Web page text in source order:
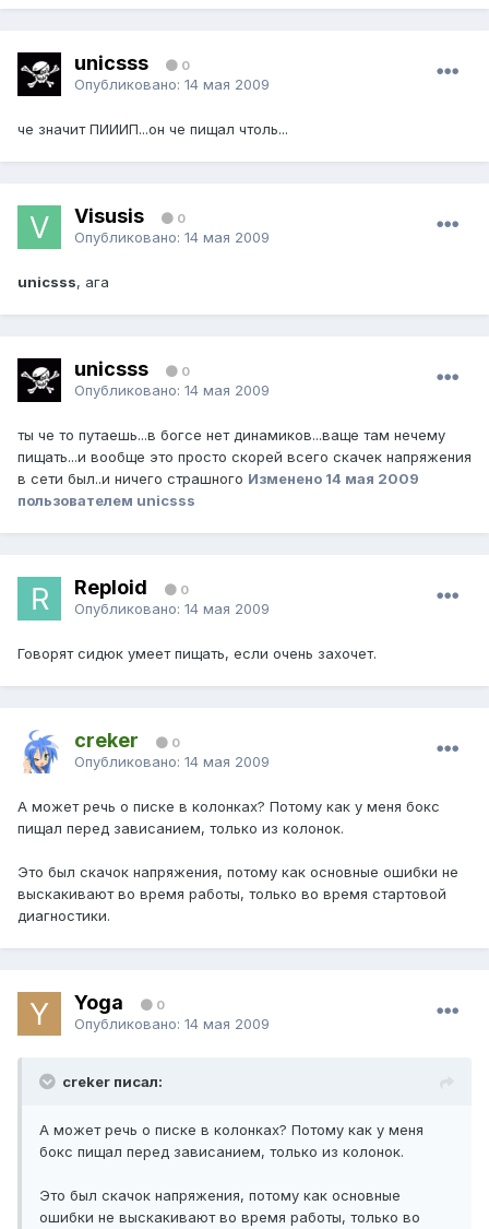
unicsss 0
Опубликовано: 14 мая 2009
че значит ПИИИП...он че пищал чтоль...
Visusis 0
Опубликовано: 14 мая 2009
unicsss, ага
unicsss 0
Опубликовано: 14 мая 2009
ты че то путаешь...в богсе нет динамиков...ваще там нечему
пищать...и вообще это просто скорей всего скачек напряжения
в сети был..и ничего страшного Изменено 14 мая 2009
пользователем unicsss
Reploid 0
Опубликовано: 14 мая 2009
Говорят сидюк умеет пищать, если очень захочет.
creker 0
Опубликовано: 14 мая 2009
А может речь о писке в колонках? Потому как у меня бокс
пищал перед зависанием, только из колонок.
Это был скачок напряжения, потому как основные ошибки не
выскакивают во время работы, только во время стартовой
диагностики.
Yoga 0
Опубликовано: 14 мая 2009
creker писал:
А может речь о писке в колонках? Потому как у меня
бокс пищал перед зависанием, только из колонок.
Это был скачок напряжения, потому как основные
ошибки не выскакивают во время работы, только во